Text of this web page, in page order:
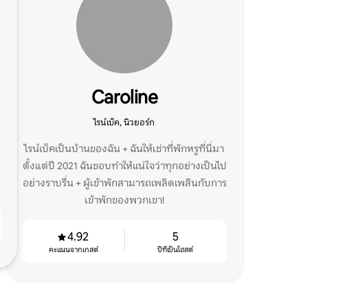
Caroline
ไรน์เบ็ค, นิวยอร์ก
ไรน์เบ็คเป็นบ้านของฉัน + ฉันให้เช่าที่พักหรูที่นี่มา
ตั้งแต่ปี 2021 ฉันชอบทำให้แน่ใจว่าทุกอย่างเป็นไป
อย่างราบรื่น + ผู้เข้าพักสามารถเพลิดเพลินกับการ
เข้าพักของพวกเขา!
4.92
คะแนนจากเกสต์
5
ปีที่เป็นโฮสต์